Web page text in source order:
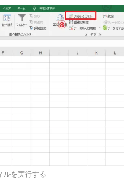
ルを実行する